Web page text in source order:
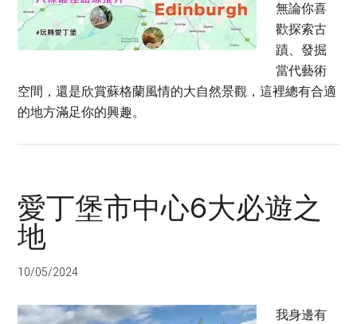
無論你喜
歡探索古
蹟、發掘
當代藝術
空間，還是欣賞蘇格蘭風情的大自然景觀，這裡總有合適
的地方滿足你的興趣。
愛丁堡市中心6大必遊之
地
10/05/2024
我身邊有